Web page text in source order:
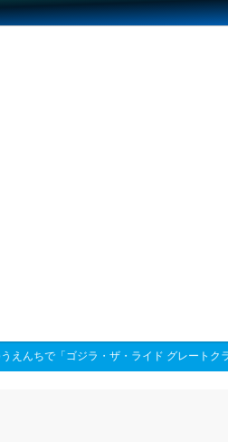
えんちで「ゴジラ・ザ・ライド グレートク